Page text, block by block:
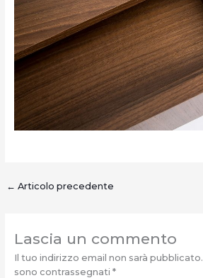
← Articolo precedente
Lascia un commento
Il tuo indirizzo email non sarà pubblicato.
sono contrassegnati *